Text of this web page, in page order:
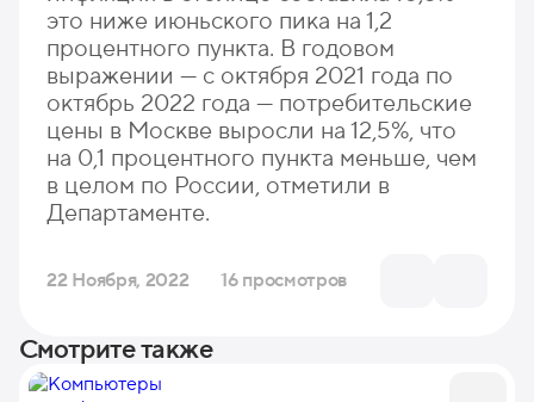
это ниже июньского пика на 1,2
процентного пункта. В годовом
выражении — с октября 2021 года по
октябрь 2022 года — потребительские
цены в Москве выросли на 12,5%, что
на 0,1 процентного пункта меньше, чем
в целом по России, отметили в
Департаменте.
22 Ноября, 2022 16 просмотров
Смотрите также